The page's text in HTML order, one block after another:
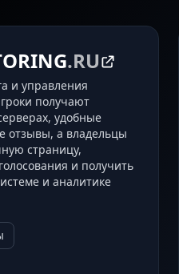
.RU
и управления
получают
удобные
отзывы, а владельцы
страницу,
и получить
и аналитике